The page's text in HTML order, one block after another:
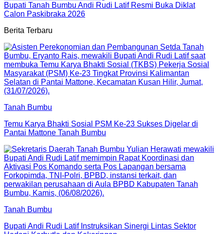
Bupati Tanah Bumbu Andi Rudi Latif Resmi Buka Diklat
Calon Paskibraka 2026
Berita Terbaru
Tanah Bumbu
Temu Karya Bhakti Sosial PSM Ke-23 Sukses Digelar di
Pantai Mattone Tanah Bumbu
Tanah Bumbu
Bupati Andi Rudi Latif Instruksikan Sinergi Lintas Sektor